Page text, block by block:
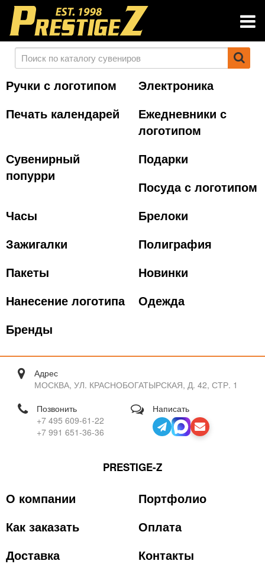
Ручки с логотипом
Электроника
Печать календарей
Ежедневники с
логотипом
Сувенирный
попурри
Подарки
Посуда с логотипом
Часы
Брелоки
Зажигалки
Полиграфия
Пакеты
Новинки
Нанесение логотипа
Одежда
Бренды
Адрес
МОСКВА, УЛ. КРАСНОБОГАТЫРСКАЯ, Д. 42, СТР. 1
Позвонить
+7 495 609-61-22
+7 991 651-36-36
Написать
PRESTIGE-Z
О компании
Портфолио
Как заказать
Оплата
Доставка
Контакты